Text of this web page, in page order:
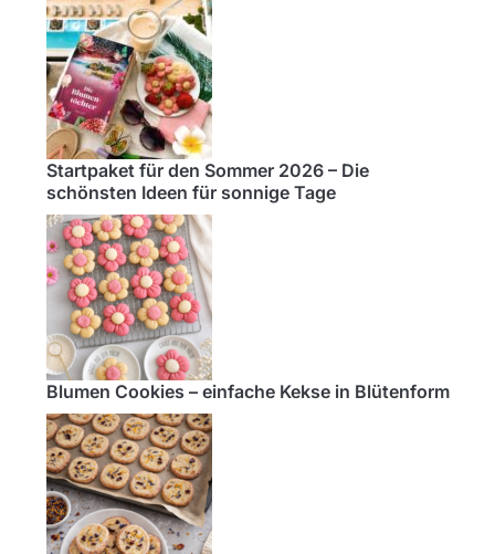
Startpaket für den Sommer 2026 – Die
schönsten Ideen für sonnige Tage
Blumen Cookies – einfache Kekse in Blütenform